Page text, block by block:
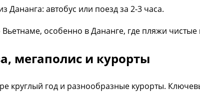
Дананга: автобус или поезд за 2-3 часа.
особенно в Дананге, где пляжи
мегаполис и курорты
круглый год и разнообразные курорты.